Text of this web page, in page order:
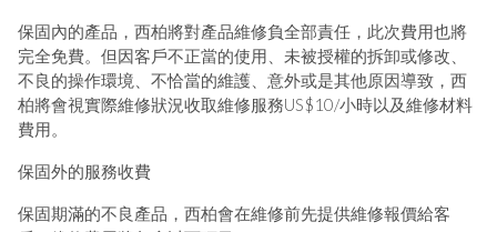
保固內的產品，西柏將對產品維修負全部責任，此次費用也將
完全免費。但因客戶不正當的使用、未被授權的拆卸或修改、
不良的操作環境、不恰當的維護、意外或是其他原因導致，西
柏將會視實際維修狀況收取維修服務US$10/小時以及維修材料
費用。
保固外的服務收費
保固期滿的不良產品，西柏會在維修前先提供維修報價給客